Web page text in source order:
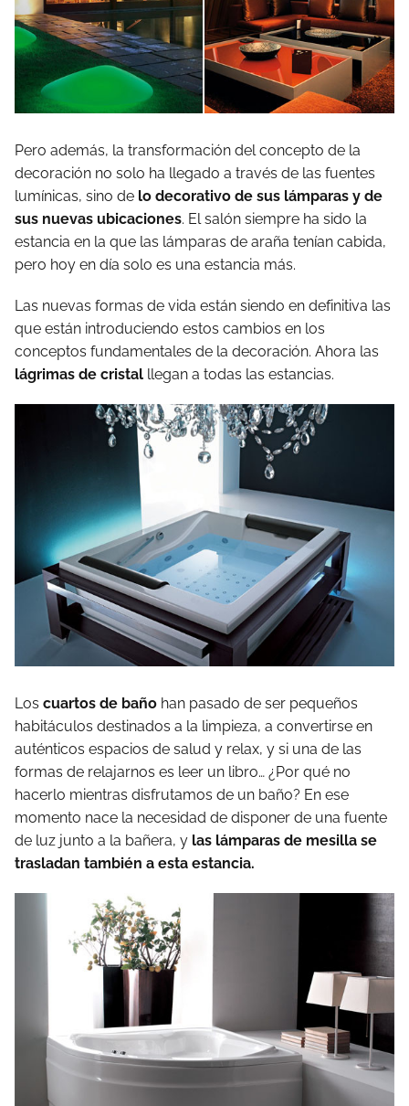
Pero además, la transformación del concepto de la
decoración no solo ha llegado a través de las fuentes
lumínicas, sino de lo decorativo de sus lámparas y de
sus nuevas ubicaciones. El salón siempre ha sido la
estancia en la que las lámparas de araña tenían cabida,
pero hoy en día solo es una estancia más.
Las nuevas formas de vida están siendo en definitiva las
que están introduciendo estos cambios en los
conceptos fundamentales de la decoración. Ahora las
lágrimas de cristal llegan a todas las estancias.
Los cuartos de baño han pasado de ser pequeños
habitáculos destinados a la limpieza, a convertirse en
auténticos espacios de salud y relax, y si una de las
formas de relajarnos es leer un libro… ¿Por qué no
hacerlo mientras disfrutamos de un baño? En ese
momento nace la necesidad de disponer de una fuente
de luz junto a la bañera, y las lámparas de mesilla se
trasladan también a esta estancia.